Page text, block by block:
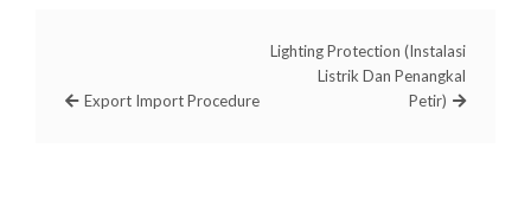
Export Import Procedure
Lighting Protection (Instalasi
Listrik Dan Penangkal
Petir)